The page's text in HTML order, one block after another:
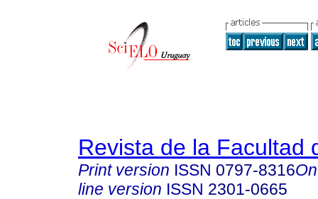
Revista de la Facultad
Print version ISSN 0797-8316
line version ISSN 2301-0665